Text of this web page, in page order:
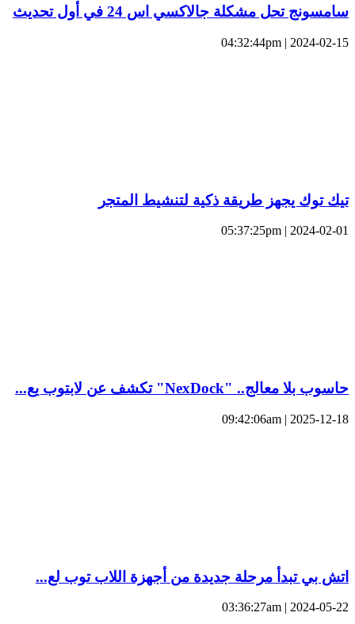
سامسونج تحل مشكلة جالاكسي اس 24 في أول تحديث
2024-02-15 | 04:32:44pm
تيك توك يجهز طريقة ذكية لتنشيط المتجر
2024-02-01 | 05:37:25pm
حاسوب بلا معالج.. "NexDock" تكشف عن لابتوب يع...
2025-12-18 | 09:42:06am
اتش بي تبدأ مرحلة جديدة من أجهزة اللاب توب لع...
2024-05-22 | 03:36:27am